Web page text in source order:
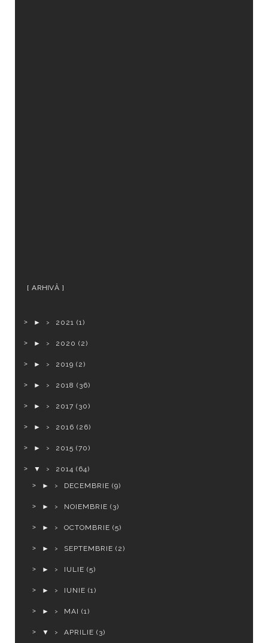
ARHIVĂ
► 2021 (1)
► 2020 (2)
► 2019 (2)
► 2018 (36)
► 2017 (30)
► 2016 (26)
► 2015 (70)
▼ 2014 (64)
►
DECEMBRIE(9)
► NOIEMBRIE(3)
► OCTOMBRIE(5)
► SEPTEMBRIE(2)
► IULIE(5)
► IUNIE(1)
► MAI(1)
▼ APRILIE(3)